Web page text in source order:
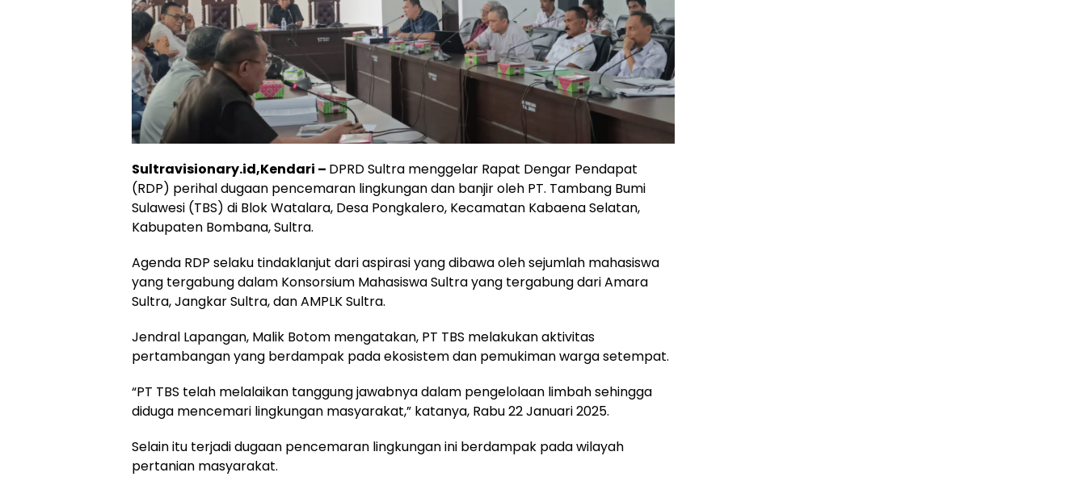
Sultravisionary.id,Kendari – DPRD Sultra menggelar Rapat Dengar Pendapat
(RDP) perihal dugaan pencemaran lingkungan dan banjir oleh PT. Tambang Bumi
Sulawesi (TBS) di Blok Watalara, Desa Pongkalero, Kecamatan Kabaena Selatan,
Kabupaten Bombana, Sultra.
Agenda RDP selaku tindaklanjut dari aspirasi yang dibawa oleh sejumlah mahasiswa
yang tergabung dalam Konsorsium Mahasiswa Sultra yang tergabung dari Amara
Sultra, Jangkar Sultra, dan AMPLK Sultra.
Jendral Lapangan, Malik Botom mengatakan, PT TBS melakukan aktivitas
pertambangan yang berdampak pada ekosistem dan pemukiman warga setempat.
“PT TBS telah melalaikan tanggung jawabnya dalam pengelolaan limbah sehingga
diduga mencemari lingkungan masyarakat,” katanya, Rabu 22 Januari 2025.
Selain itu terjadi dugaan pencemaran lingkungan ini berdampak pada wilayah
pertanian masyarakat.